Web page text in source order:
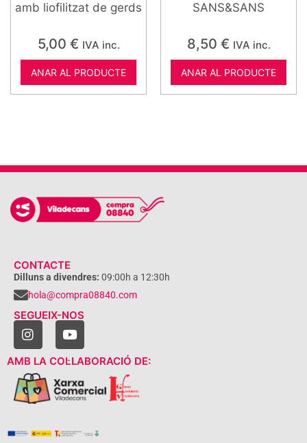
amb liofilitzat de gerds
5,00 € IVA inc.
ANAR AL PRODUCTE
SANS&SANS
8,50 € IVA inc.
ANAR AL PRODUCTE
CONTACTE
Dilluns a divendres: 09:00h a 12:30h
hola@compra08840.com
SEGUEIX-NOS
AMB LA COL·LABORACIÓ DE: